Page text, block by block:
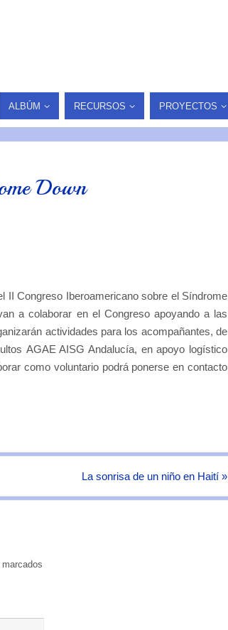
ALBÚM RECURSOS PROYECTOS
Down
II Congreso Iberoamericano sobre el Síndrome
a colaborar en el Congreso apoyando a las
actividades para los acompañantes, de
AGAE AISG Andalucía, en apoyo logístico
como voluntario podrá ponerse en contacto
La sonrisa de un niño en Haití »
marcados